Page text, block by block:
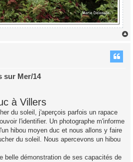
sur Mer/14
à Villers
du soleil, j'aperçois parfois un rapace
l'identifier. Un photographe m'informe
hibou moyen duc et nous allons y faire
du soleil. Nous apercevons un hibou
belle démonstration de ses capacités de